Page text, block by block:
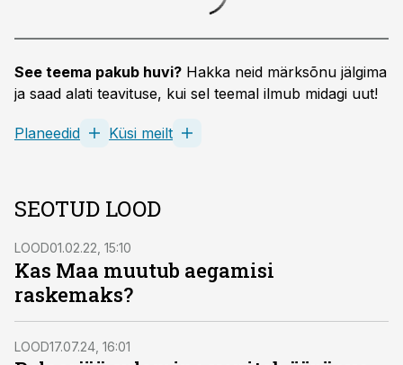
See teema pakub huvi? Hakka neid märksõnu jälgima
ja saad alati teavituse, kui sel teemal ilmub midagi uut!
Planeedid Küsi meilt
SEOTUD LOOD
LOOD01.02.22, 15:10
Kas Maa muutub aegamisi
raskemaks?
LOOD17.07.24, 16:01